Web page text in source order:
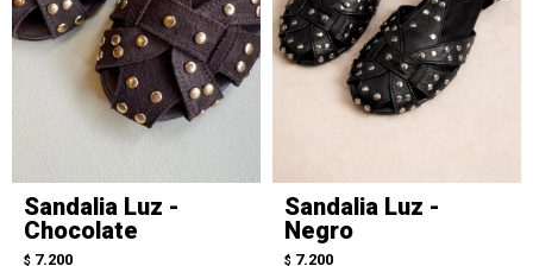
Sandalia Luz -
Chocolate
$ 7.200
Sandalia Luz -
Negro
$ 7.200